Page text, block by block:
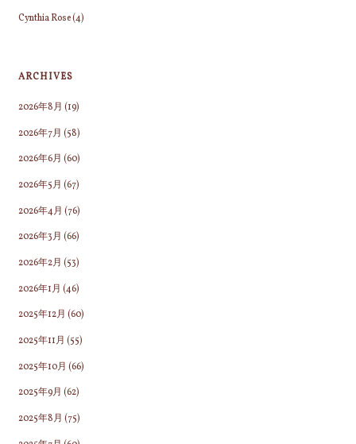
Cynthia Rose(4)
ARCHIVES
2026年8月 (19)
2026年7月 (58)
2026年6月 (60)
2026年5月 (67)
2026年4月 (76)
2026年3月 (66)
2026年2月 (53)
2026年1月 (46)
2025年12月 (60)
2025年11月 (55)
2025年10月 (66)
2025年9月 (62)
2025年8月 (75)